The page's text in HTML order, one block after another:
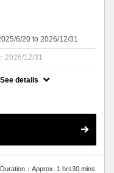
6/20 to 2026/12/31
2026/12/31
た☆
間限定キャンペーンとなり
See details
：Approx. 1 hrs30 mins